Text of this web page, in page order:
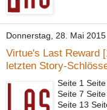
Donnerstag, 28. Mai 2015
Virtue's Last Reward
letzten Story-
Seite 1
Seite 7
Seite 13